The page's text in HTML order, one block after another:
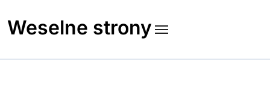
to
content
Weselne strony